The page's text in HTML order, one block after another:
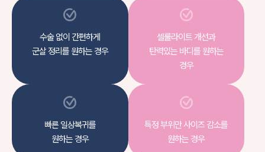
수술 없이 간편하게
군살 정리를 원하는 경우
셀룰라이트 개선과
탄력있는 바디를 원하는
경우
빠른 일상복귀를
원하는 경우
특정 부위만 사이즈 감소를
원하는 경우